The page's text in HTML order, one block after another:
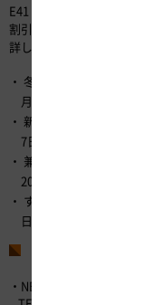
E41 東海北陸道沿線の観光
割引がセットになった以下
詳しくは、NEXCO中日本公
冬の郡上八幡お買物券付
月25日）
新穂高ロープウェイ乗車
7日～2019年9月30日）
兼六園「寄観亭」クーポ
2019年9月30日）
すし王国能登七尾ドライ
日）
・NEXCO中日本お客さまセ